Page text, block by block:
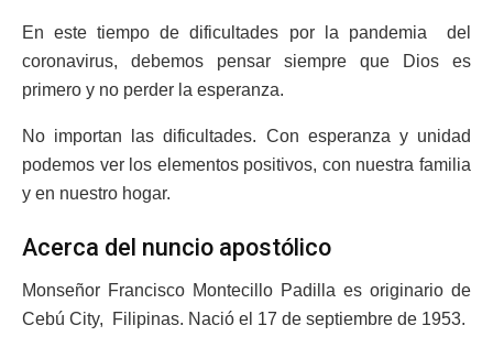
En este tiempo de dificultades por la pandemia del
coronavirus, debemos pensar siempre que Dios es
primero y no perder la esperanza.
No importan las dificultades. Con esperanza y unidad
podemos ver los elementos positivos, con nuestra familia
y en nuestro hogar.
Acerca del nuncio apostólico
Monseñor Francisco Montecillo Padilla es originario de
Cebú City, Filipinas. Nació el 17 de septiembre de 1953.